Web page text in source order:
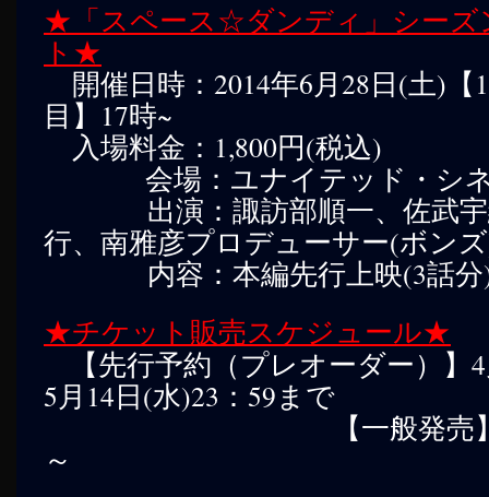
★「スペース☆ダンディ」シーズ
ト★
開催日時：2014年6月28日(土)【
目】17時~
入場料金：1,800円(税込)
会場：ユナイテッド・シネ
出演：諏訪部順一、佐武宇
行、南雅彦プロデューサー(ボン
内容：本編先行上映(3話分
★チケット販売スケジュール★
【先行予約（プレオーダー）】4
5月14日(水)23：59まで
【一般発売】6月 1
～